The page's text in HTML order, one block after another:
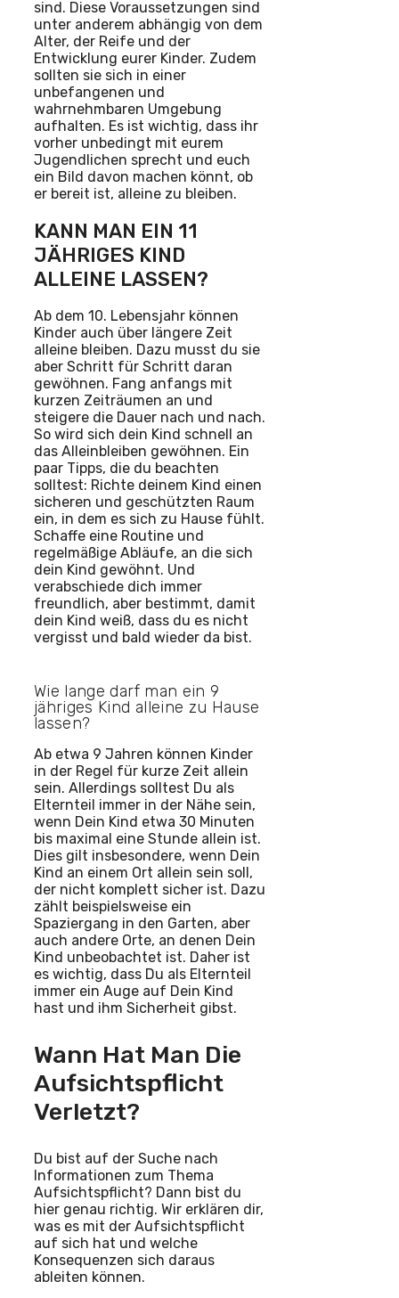
sind. Diese Voraussetzungen sind
unter anderem abhängig von dem
Alter, der Reife und der
Entwicklung eurer Kinder. Zudem
sollten sie sich in einer
unbefangenen und
wahrnehmbaren Umgebung
aufhalten. Es ist wichtig, dass ihr
vorher unbedingt mit eurem
Jugendlichen sprecht und euch
ein Bild davon machen könnt, ob
er bereit ist, alleine zu bleiben.
KANN MAN EIN 11
JÄHRIGES KIND
ALLEINE LASSEN?
Ab dem 10. Lebensjahr können
Kinder auch über längere Zeit
alleine bleiben. Dazu musst du sie
aber Schritt für Schritt daran
gewöhnen. Fang anfangs mit
kurzen Zeiträumen an und
steigere die Dauer nach und nach.
So wird sich dein Kind schnell an
das Alleinbleiben gewöhnen. Ein
paar Tipps, die du beachten
solltest: Richte deinem Kind einen
sicheren und geschützten Raum
ein, in dem es sich zu Hause fühlt.
Schaffe eine Routine und
regelmäßige Abläufe, an die sich
dein Kind gewöhnt. Und
verabschiede dich immer
freundlich, aber bestimmt, damit
dein Kind weiß, dass du es nicht
vergisst und bald wieder da bist.
Wie lange darf man ein 9
jähriges Kind alleine zu Hause
lassen?
Ab etwa 9 Jahren können Kinder
in der Regel für kurze Zeit allein
sein. Allerdings solltest Du als
Elternteil immer in der Nähe sein,
wenn Dein Kind etwa 30 Minuten
bis maximal eine Stunde allein ist.
Dies gilt insbesondere, wenn Dein
Kind an einem Ort allein sein soll,
der nicht komplett sicher ist. Dazu
zählt beispielsweise ein
Spaziergang in den Garten, aber
auch andere Orte, an denen Dein
Kind unbeobachtet ist. Daher ist
es wichtig, dass Du als Elternteil
immer ein Auge auf Dein Kind
hast und ihm Sicherheit gibst.
Wann Hat Man Die
Aufsichtspflicht
Verletzt?
Du bist auf der Suche nach
Informationen zum Thema
Aufsichtspflicht? Dann bist du
hier genau richtig. Wir erklären dir,
was es mit der Aufsichtspflicht
auf sich hat und welche
Konsequenzen sich daraus
ableiten können.